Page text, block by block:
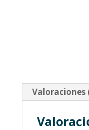
Valoraciones